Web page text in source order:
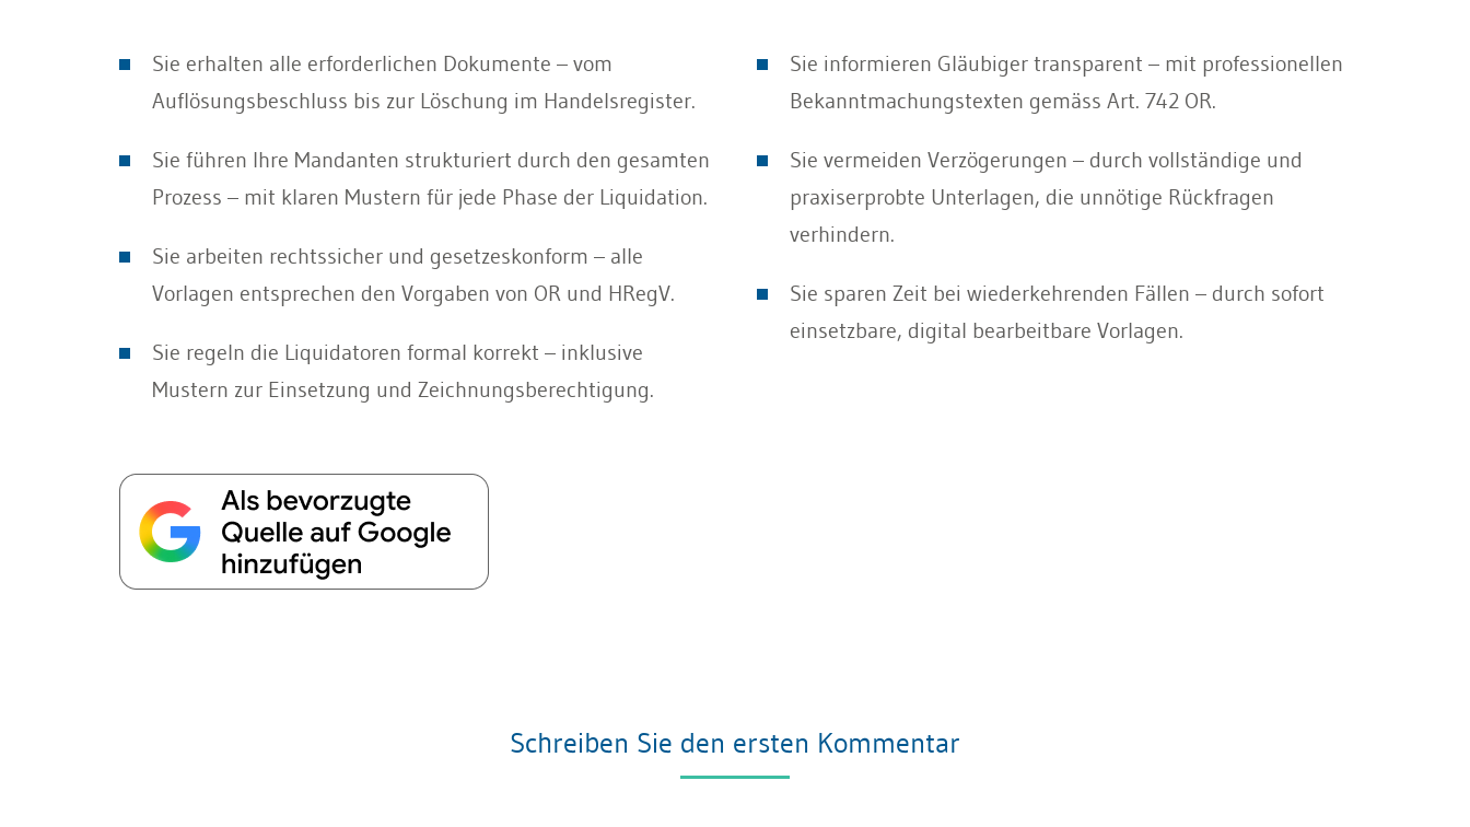
Sie erhalten alle erforderlichen Dokumente – vom
Auflösungsbeschluss bis zur Löschung im Handelsregister.
Sie führen Ihre Mandanten strukturiert durch den gesamten
Prozess – mit klaren Mustern für jede Phase der Liquidation.
Sie arbeiten rechtssicher und gesetzeskonform – alle
Vorlagen entsprechen den Vorgaben von OR und HRegV.
Sie regeln die Liquidatoren formal korrekt – inklusive
Mustern zur Einsetzung und Zeichnungsberechtigung.
Sie informieren Gläubiger transparent – mit professionellen
Bekanntmachungstexten gemäss Art. 742 OR.
Sie vermeiden Verzögerungen – durch vollständige und
praxiserprobte Unterlagen, die unnötige Rückfragen
verhindern.
Sie sparen Zeit bei wiederkehrenden Fällen – durch sofort
einsetzbare, digital bearbeitbare Vorlagen.
Schreiben Sie den ersten Kommentar